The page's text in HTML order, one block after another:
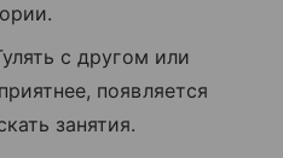
с другом или
появляется
занятия.